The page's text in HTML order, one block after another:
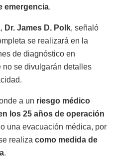
emergencia.
Dr. James D. Polk, señaló
se realizará en la
de diagnóstico en
no se divulgarán detalles
a un riesgo médico
los 25 años de operación
una evacuación médica, por
realiza como medida de
.